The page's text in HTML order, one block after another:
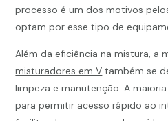
processo é um dos motivos
optam por esse tipo de
Além da eficiência na mistura, a
misturadores em V também se
limpeza e manutenção. A
para permitir acesso rápido ao